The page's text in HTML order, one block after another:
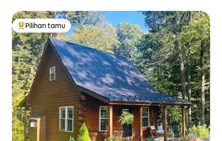
Pilihan tamu terpopuler
Pilihan tamu